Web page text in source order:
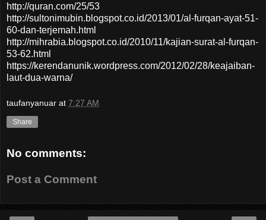
http://quran.com/25/53
http://sultonimubin.blogspot.co.id/2013/01/al-furqan-ayat-51-
60-dan-terjemah.html
http://mihrabia.blogspot.co.id/2010/11/kajian-surat-al-furqan-
53-62.html
https://kerendanunik.wordpress.com/2012/02/28/keajaiban-
laut-dua-warna/
taufanyanuar at 7:27 AM
Share
No comments:
Post a Comment